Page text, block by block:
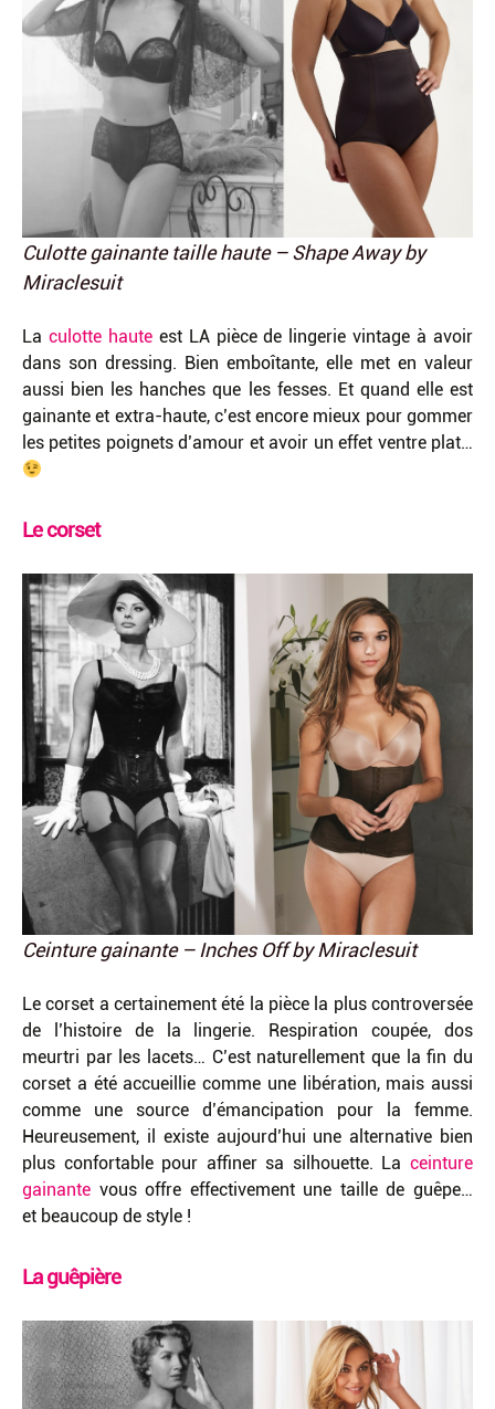
Culotte gainante taille haute – Shape Away by
Miraclesuit
La culotte hauteest LA pièce de lingerie vintage à avoir
dans son dressing. Bien emboîtante, elle met en valeur
aussi bien les hanches que les fesses. Et quand elle est
gainante et extra-haute, c’est encore mieux pour gommer
les petites poignets d’amour et avoir un effet ventre plat…
Le corset
Ceinture gainante – Inches Off by Miraclesuit
Le corset a certainement été la pièce la plus controversée
de l’histoire de la lingerie. Respiration coupée, dos
meurtri par les lacets… C’est naturellement que la fin du
corset a été accueillie comme une libération, mais aussi
comme une source d’émancipation pour la femme.
Heureusement, il existe aujourd’hui une alternative bien
plus confortable pour affiner sa silhouette. La ceinture
gainante vous offre effectivement une taille de guêpe…
et beaucoup de style !
La guêpière